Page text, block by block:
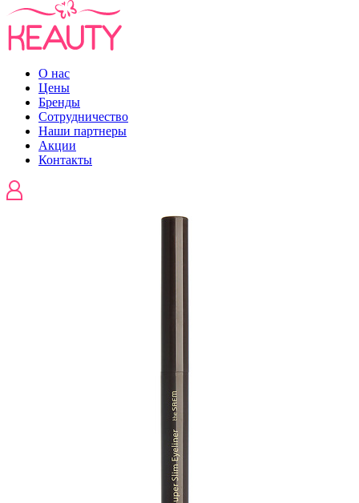
О нас
Цены
Бренды
Сотрудничество
Наши партнеры
Акции
Контакты